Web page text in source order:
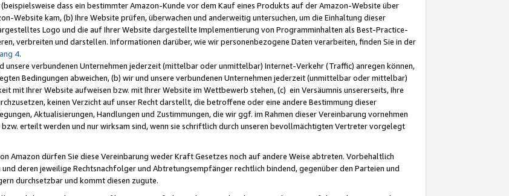
dass ein bestimmter Amazon-Kunde vor dem Kauf eines Produkts auf der Amazon-Website über
Website kam, (b) Ihre Website prüfen, überwachen und anderweitig untersuchen, um die Einhaltung dieser
Logo und die auf Ihrer Website dargestellte Implementierung von Programminhalten als Best-Practice-
verbreiten und darstellen. Informationen darüber, wie wir personenbezogene Daten verarbeiten, finden Sie in der
4.
unsere verbundenen Unternehmen jederzeit (mittelbar oder unmittelbar) Internet-Verkehr (Traffic) anregen können,
Bedingungen abweichen, (b) wir und unsere verbundenen Unternehmen jederzeit (unmittelbar oder mittelbar)
mit Ihrer Website aufweisen bzw. mit Ihrer Website im Wettbewerb stehen, (c) ein Versäumnis unsererseits, Ihre
keinen Verzicht auf unser Recht darstellt, die betroffene oder eine andere Bestimmung dieser
Aktualisierungen, Handlungen und Zustimmungen, die wir ggf. im Rahmen dieser Vereinbarung vornehmen
erteilt werden und nur wirksam sind, wenn sie schriftlich durch unseren bevollmächtigten Vertreter vorgelegt
Amazon dürfen Sie diese Vereinbarung weder Kraft Gesetzes noch auf andere Weise abtreten. Vorbehaltlich
deren jeweilige Rechtsnachfolger und Abtretungsempfänger rechtlich bindend, gegenüber den Parteien und
durchsetzbar und kommt diesen zugute.